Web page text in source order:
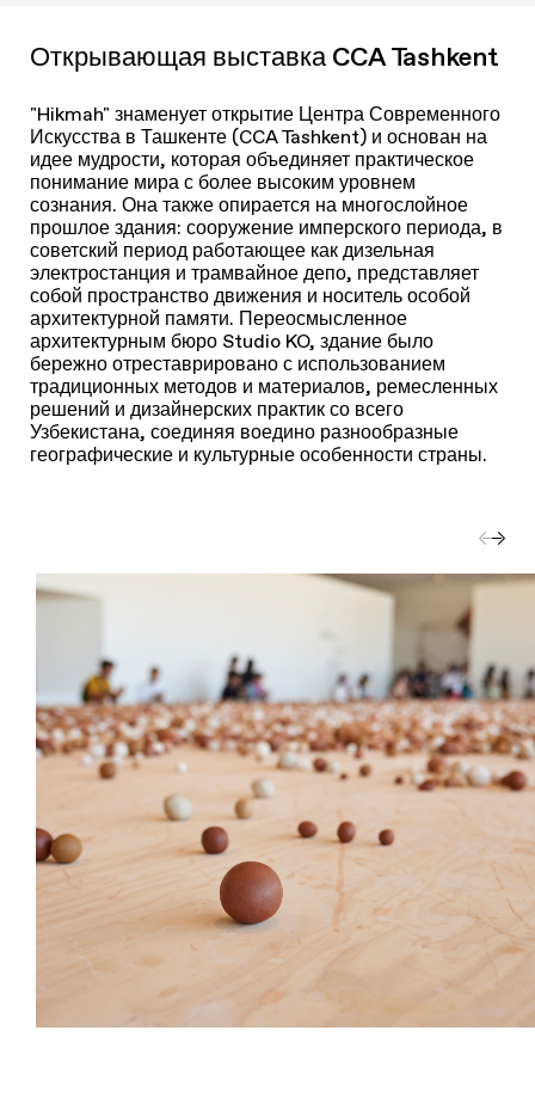
Открывающая выставка CCA Tashkent
"Hikmah" знаменует открытие Центра Современного
Искусства в Ташкенте (CCA Tashkent) и основан на
идее мудрости, которая объединяет практическое
понимание мира с более высоким уровнем
сознания. Она также опирается на многослойное
прошлое здания: сооружение имперского периода, в
советский период работающее как дизельная
электростанция и трамвайное депо, представляет
собой пространство движения и носитель особой
архитектурной памяти. Переосмысленное
архитектурным бюро Studio KO, здание было
бережно отреставрировано с использованием
традиционных методов и материалов, ремесленных
решений и дизайнерских практик со всего
Узбекистана, соединяя воедино разнообразные
географические и культурные особенности страны.